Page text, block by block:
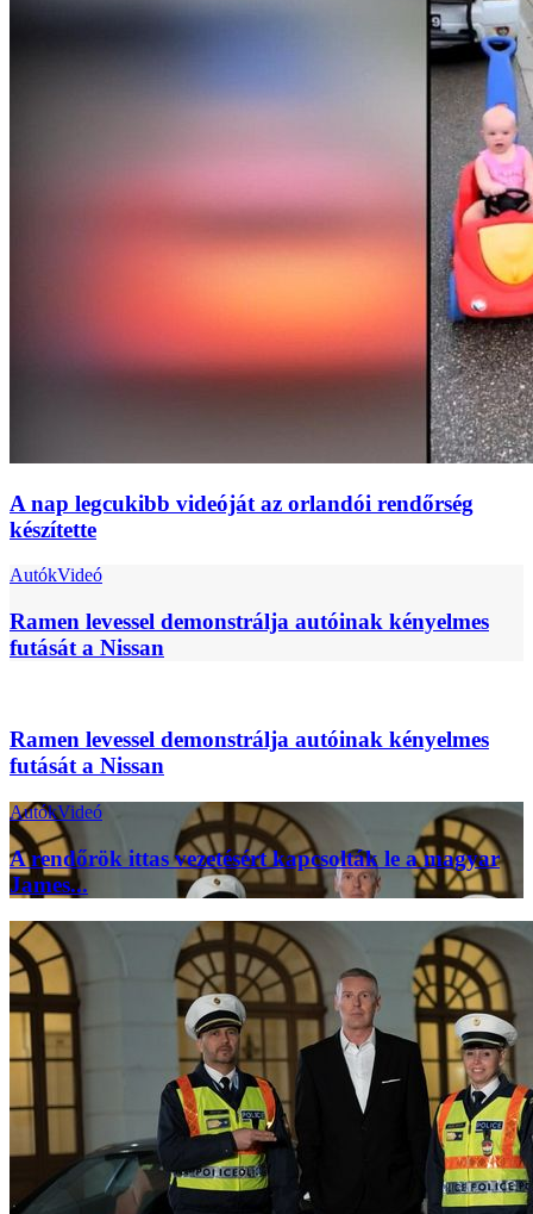
A nap legcukibb videóját az orlandói rendőrség
készítette
AutókVideó
Ramen levessel demonstrálja autóinak kényelmes
futását a Nissan
Ramen levessel demonstrálja autóinak kényelmes
futását a Nissan
AutókVideó
A rendőrök ittas vezetésért kapcsolták le a magyar
James...